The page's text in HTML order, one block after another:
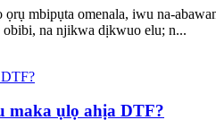
mbipụta omenala, iwu na-
obibi, na njikwa dịkwuo elu; n...
maka ụlọ ahịa DTF?